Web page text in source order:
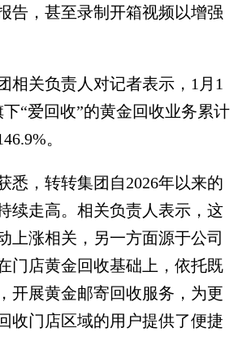
告，甚至录制开箱视频以增强
关负责人对记者表示，1月1
下“爱回收”的黄金回收业务累计
。
，转转集团自2026年以来的
续走高。相关负责人表示，这
上涨相关，另一方面源于公司
门店黄金回收基础上，依托既
开展黄金邮寄回收服务，为更
收门店区域的用户提供了便捷